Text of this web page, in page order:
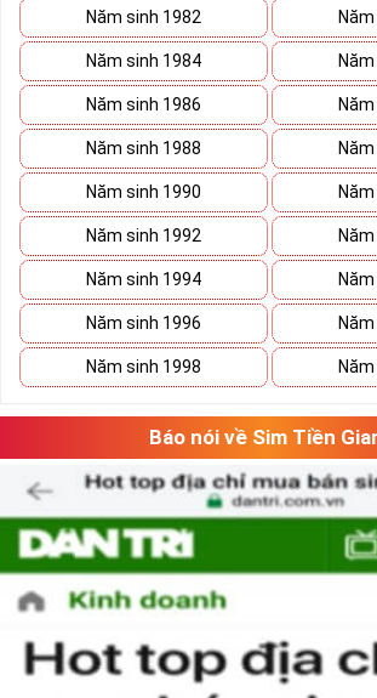
Đăng ký gói TK159 sim
Lưu ý khi đăng ký đăng ký gói
MobiFone
Gói cước có tính năng tự động gia hạn
Hết ưu đãi data hệ thống ngừng truy
Hết ưu đãi ngoại mạng, cước phí sẽ
hiện hành của nhà mạng.
Hướng Dẫn Mua Sim Số
Tại Sim Tiền Giang
gói TK159 sim số đẹp uy tín chất
đẹp thường mất nhiều thời gian ở khoản
Năm sinh 1982
Năm sinh 1984
Năm sinh 1986
Năm sinh 1988
Năm sinh 1990
Năm sinh 1992
Năm sinh 1994
Năm sinh 1996
Năm sinh 1998
Báo nói về Sim Tiền